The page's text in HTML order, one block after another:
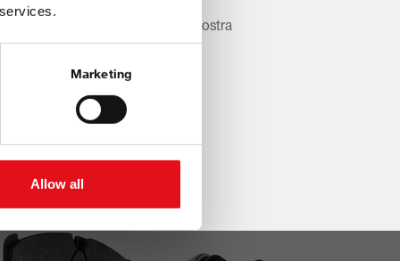
Marketing
Allow all
reale domanda di mercato, la nostra
a rimanere un passo avanti.